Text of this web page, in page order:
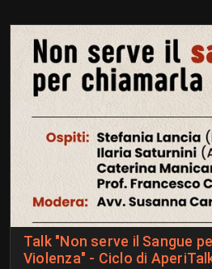
Talk "Non serve il Sangue
Violenza" - Ciclo di